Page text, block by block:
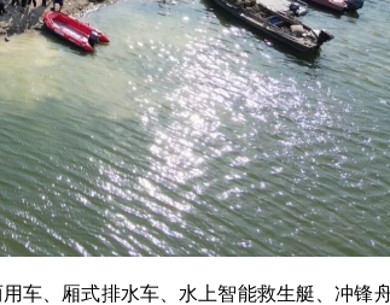
车、厢式排水车、水上智能救生艇、冲锋